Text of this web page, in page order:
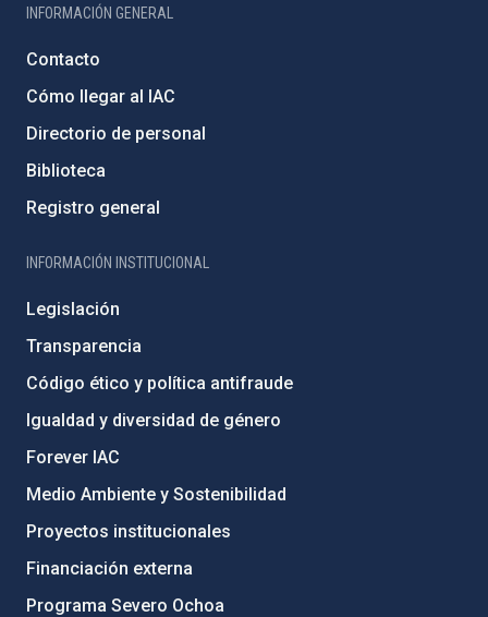
INFORMACIÓN GENERAL
Contacto
Cómo llegar al IAC
Directorio de personal
Biblioteca
Registro general
INFORMACIÓN INSTITUCIONAL
Legislación
Transparencia
Código ético y política antifraude
Igualdad y diversidad de género
Forever IAC
Medio Ambiente y Sostenibilidad
Proyectos institucionales
Financiación externa
Programa Severo Ochoa